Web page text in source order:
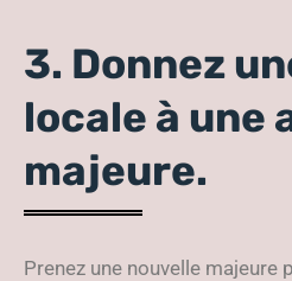
3. Donnez
locale à une
majeure.
Prenez une nouvelle majeure